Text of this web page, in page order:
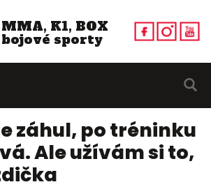
MMA, K1, BOX
bojové sporty
záhul, po tréninku
Ale užívám si to,